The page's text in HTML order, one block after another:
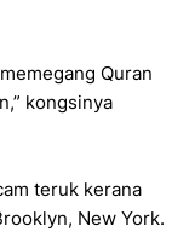
Quran
kongsinya
teruk kerana
New York.